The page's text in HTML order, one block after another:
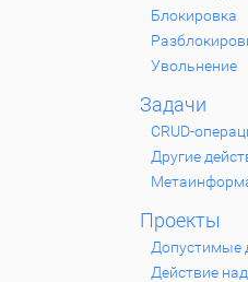
Блокировка
Увольнение
Задачи
CRUD-
Другие
Проекты
Допустимые
Действие